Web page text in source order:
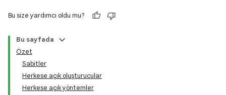
Bu size yardımcı oldu mu?
Bu sayfada
Özet
Sabitler
Herkese açık oluşturucular
Herkese açık yöntemler